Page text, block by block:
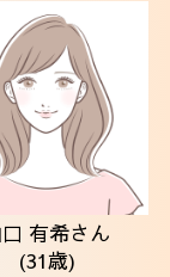
有希さん
(31歳)